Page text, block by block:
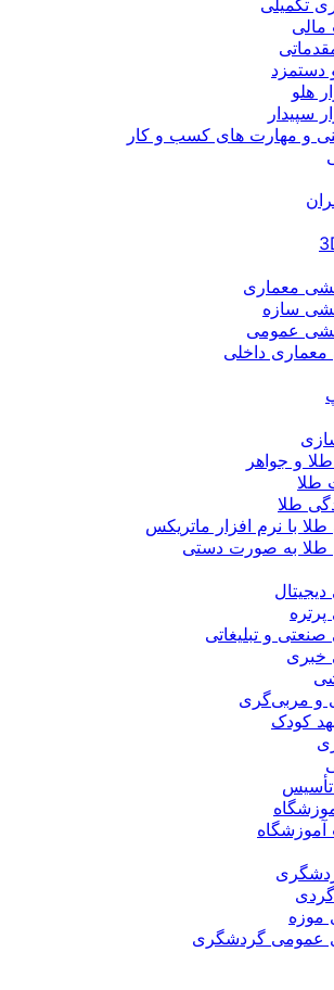
تکمیلی
مالی
دستمزد
هلو
سپیدار
و مهارت های کسب و کار
معماری
سازه
عمومی
داخلی
و جواهر
طلا
طلا
با نرم افزار ماتریکس
به صورت دستی
و تبلیغاتی
خبری
و مربی‌گری
کودک
آموزشگاه
موزه
عمومی گردشگری